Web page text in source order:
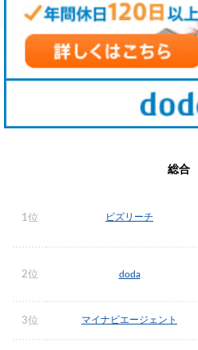
総合
1位 ビズリーチ
2位 doda
3位 マイナビエージェント